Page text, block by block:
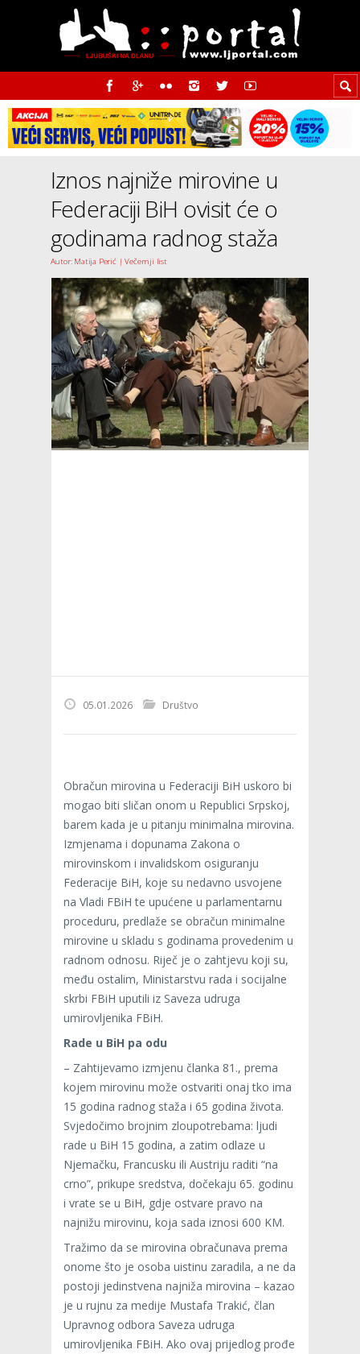
Iznos najniže mirovine u
Federaciji BiH ovisit će o
godinama radnog staža
Autor: Matija Perić | Večernji list
05.01.2026 Društvo
Obračun mirovina u Federaciji BiH uskoro bi
mogao biti sličan onom u Republici Srpskoj,
barem kada je u pitanju minimalna mirovina.
Izmjenama i dopunama Zakona o
mirovinskom i invalidskom osiguranju
Federacije BiH, koje su nedavno usvojene
na Vladi FBiH te upućene u parlamentarnu
proceduru, predlaže se obračun minimalne
mirovine u skladu s godinama provedenim u
radnom odnosu. Riječ je o zahtjevu koji su,
među ostalim, Ministarstvu rada i socijalne
skrbi FBiH uputili iz Saveza udruga
umirovljenika FBiH.
Rade u BiH pa odu
– Zahtijevamo izmjenu članka 81., prema
kojem mirovinu može ostvariti onaj tko ima
15 godina radnog staža i 65 godina života.
Svjedočimo brojnim zloupotrebama: ljudi
rade u BiH 15 godina, a zatim odlaze u
Njemačku, Francusku ili Austriju raditi “na
crno”, prikupe sredstva, dočekaju 65. godinu
i vrate se u BiH, gdje ostvare pravo na
najnižu mirovinu, koja sada iznosi 600 KM.
Tražimo da se mirovina obračunava prema
onome što je osoba uistinu zaradila, a ne da
postoji jedinstvena najniža mirovina – kazao
je u rujnu za medije Mustafa Trakić, član
Upravnog odbora Saveza udruga
umirovljenika FBiH. Ako ovaj prijedlog prođe